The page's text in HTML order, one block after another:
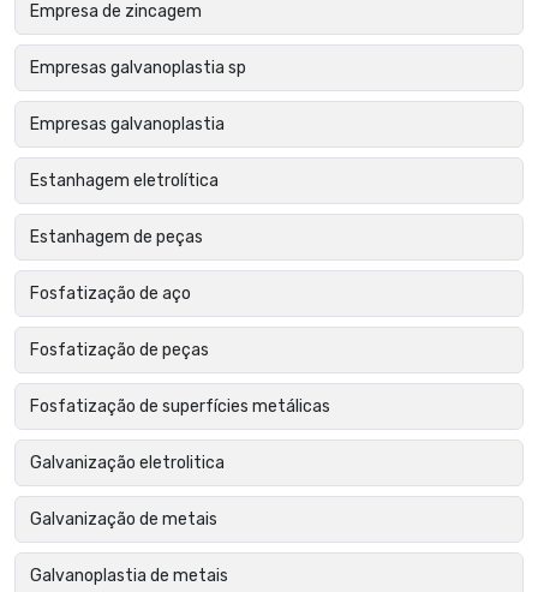
Empresa de zincagem
Empresas galvanoplastia sp
Empresas galvanoplastia
Estanhagem eletrolítica
Estanhagem de peças
Fosfatização de aço
Fosfatização de peças
Fosfatização de superfícies metálicas
Galvanização eletrolitica
Galvanização de metais
Galvanoplastia de metais